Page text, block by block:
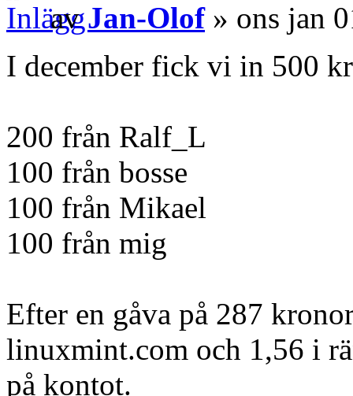
avJan-Olof» ons jan
I december fick vi in 500
200 från Ralf_L
100 från bosse
100 från Mikael
100 från mig
Efter en gåva på 287
linuxmint.com och 1,56 i
på kontot.